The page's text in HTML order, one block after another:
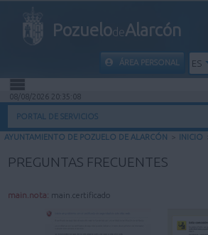
PozuelodeAlarcón
ÁREA PERSONAL ES
INICIO
INFORMACIÓN MUNICIPAL
08/08/2026 20:35:09
PORTAL DE SERVICIOS
AYUNTAMIENTO DE POZUELO DE ALARCÓN > INICIO
PREGUNTAS FRECUENTES
main.nota: main.certificado